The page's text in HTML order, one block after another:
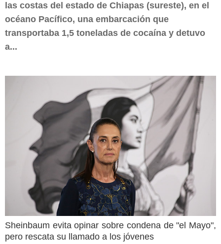
las costas del estado de Chiapas (sureste), en el
océano Pacífico, una embarcación que
transportaba 1,5 toneladas de cocaína y detuvo
a...
Sheinbaum evita opinar sobre condena de "el Mayo",
pero rescata su llamado a los jóvenes